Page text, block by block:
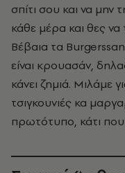
σπίτι σου και να
κάθε μέρα και θες
Βέβαια τα
είναι κρουασάν,
κάνει ζημιά. Μιλάμε
τσιγκουνιές κα
πρωτότυπο, κάτι που